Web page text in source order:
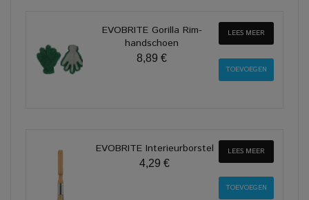
EVOBRITE Gorilla Rim-
handschoen
8,89 €
LEES MEER
EVOBRITE Interieurborstel
4,29 €
LEES MEER